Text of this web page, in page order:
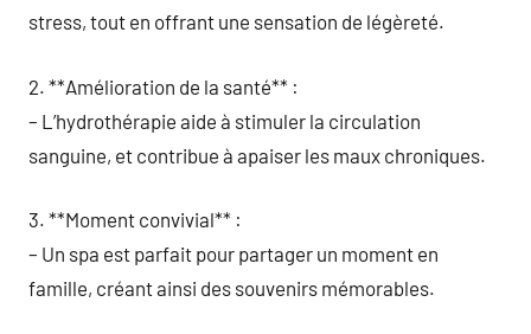
stress, tout en offrant une sensation de légèreté.
2. **Amélioration de la santé** :
– L’hydrothérapie aide à stimuler la circulation
sanguine, et contribue à apaiser les maux chroniques.
3. **Moment convivial** :
– Un spa est parfait pour partager un moment en
famille, créant ainsi des souvenirs mémorables.